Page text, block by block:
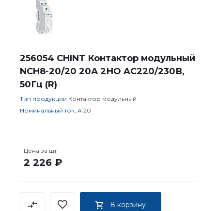
256054 CHINT Контактор модульный
NCH8-20/20 20А 2НО AC220/230В,
50Гц (R)
Тип продукции Контактор модульный
Номинальный ток, А 20
Цена за шт
2 226 ₽
В корзину